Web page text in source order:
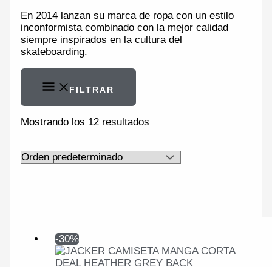
En 2014 lanzan su marca de ropa con un estilo
inconformista combinado con la mejor calidad
siempre inspirados en la cultura del
skateboarding.
FILTRAR
Mostrando los 12 resultados
-30%